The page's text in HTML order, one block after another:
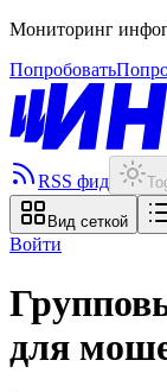
Мониторинг
Попробовать
RSS фид
Вид сеткой
Войти
для